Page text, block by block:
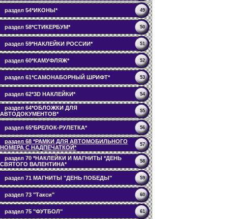
раздел 54*ИКОНЫ* 49
раздел 58*СТИКЕРБУМ* 50
раздел 59*НАКЛЕЙКИ РОССИИ* 51
раздел 60*КАМУФЛЯЖ* 52
раздел 61*САМОНАБОРНЫЙ ШРИФТ* 53
раздел 62*3D НАКЛЕЙКИ* 54
раздел 64*ОБЛОЖКИ ДЛЯ
АВТОДОКУМЕНТОВ*
55
раздел 65*БРЕЛОК-РУЛЕТКА* 56
раздел 68 *РАМКИ ДЛЯ АВТОМОБИЛЬНОГО
НОМЕРА С НАДПЕЧАТКОЙ*
57
раздел 70 *НАКЛЕЙКИ И МАГНИТЫ *ДЕНЬ
СВЯТОГО ВАЛЕНТИНА*
58
раздел 71 МАГНИТЫ "ДЕНЬ ПОБЕДЫ" 59
раздел 73 "Такси" 60
раздел 75 "ФУТБОЛ" 61